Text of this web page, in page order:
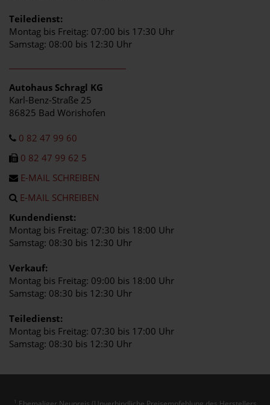
Teiledienst:
Montag bis Freitag: 07:00 bis 17:30 Uhr
Samstag: 08:00 bis 12:30 Uhr
Autohaus Schragl KG
Karl-Benz-Straße 25
86825 Bad Wörishofen
0 82 47 99 60
0 82 47 99 62 5
E-MAIL SCHREIBEN
E-MAIL SCHREIBEN
Kundendienst:
Montag bis Freitag: 07:30 bis 18:00 Uhr
Samstag: 08:30 bis 12:30 Uhr
Verkauf:
Montag bis Freitag: 09:00 bis 18:00 Uhr
Samstag: 08:30 bis 12:30 Uhr
Teiledienst:
Montag bis Freitag: 07:30 bis 17:00 Uhr
Samstag: 08:30 bis 12:30 Uhr
1